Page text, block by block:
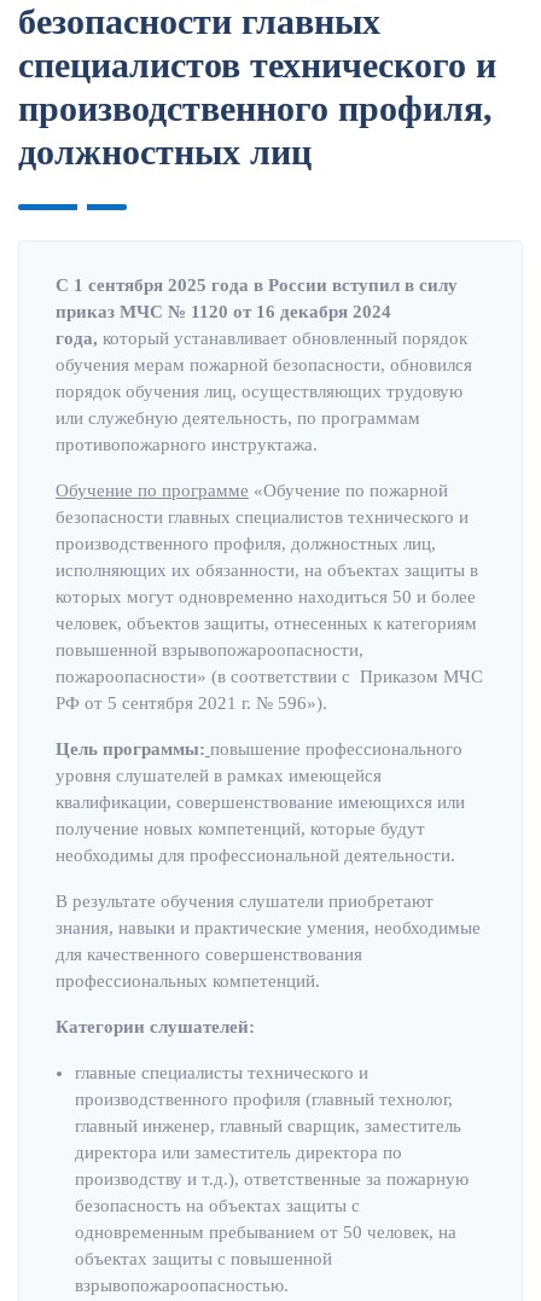
безопасности главных
специалистов технического и
производственного профиля,
должностных лиц
С 1 сентября 2025 года в России вступил в силу
приказ МЧС № 1120 от 16 декабря 2024
года, который устанавливает обновленный порядок
обучения мерам пожарной безопасности, обновился
порядок обучения лиц, осуществляющих трудовую
или служебную деятельность, по программам
противопожарного инструктажа.
Обучение по программе «Обучение по пожарной
безопасности главных специалистов технического и
производственного профиля, должностных лиц,
исполняющих их обязанности, на объектах защиты в
которых могут одновременно находиться 50 и более
человек, объектов защиты, отнесенных к категориям
повышенной взрывопожароопасности,
пожароопасности» (в соответствии с Приказом МЧС
РФ от 5 сентября 2021 г. № 596»).
Цель программы: повышение профессионального
уровня слушателей в рамках имеющейся
квалификации, совершенствование имеющихся или
получение новых компетенций, которые будут
необходимы для профессиональной деятельности.
В результате обучения слушатели приобретают
знания, навыки и практические умения, необходимые
для качественного совершенствования
профессиональных компетенций.
Категории слушателей:
главные специалисты технического и
производственного профиля (главный технолог,
главный инженер, главный сварщик, заместитель
директора или заместитель директора по
производству и т.д.), ответственные за пожарную
безопасность на объектах защиты с
одновременным пребыванием от 50 человек, на
объектах защиты с повышенной
взрывопожароопасностью.